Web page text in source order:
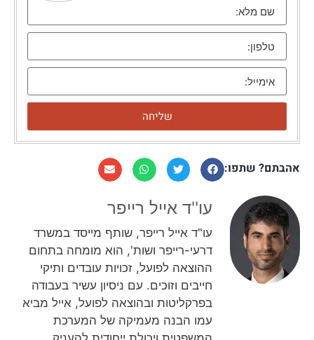
שליחה
אהבתם? שתפו:
עו''ד אייל רייפר​
עו"ד אייל רייפר, שותף מייסד במשרד
דרעי-רייפר ושות', הוא מומחה בתחום
ההוצאה לפועל, זכויות עובדים ותיקי
חייבים וזוכים. עם ניסיון עשיר בעבודה
בפרקליטות ובהוצאה לפועל, אייל מביא
עמו הבנה מעמיקה של המערכת